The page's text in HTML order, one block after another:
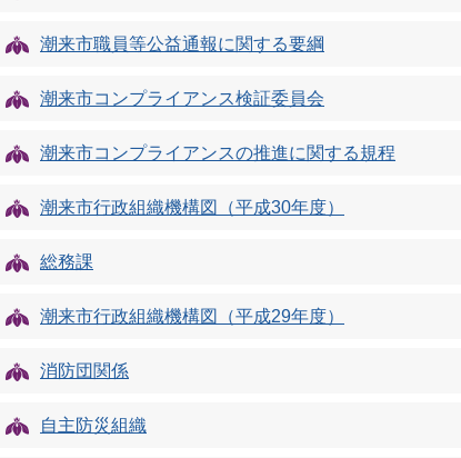
潮来市職員等公益通報に関する要綱
潮来市コンプライアンス検証委員会
潮来市コンプライアンスの推進に関する規程
潮来市行政組織機構図（平成30年度）
総務課
潮来市行政組織機構図（平成29年度）
消防団関係
自主防災組織